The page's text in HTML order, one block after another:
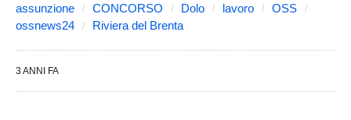
assunzione CONCORSO Dolo lavoro
OSS
ossnews24
Riviera del Brenta
3 ANNI FA